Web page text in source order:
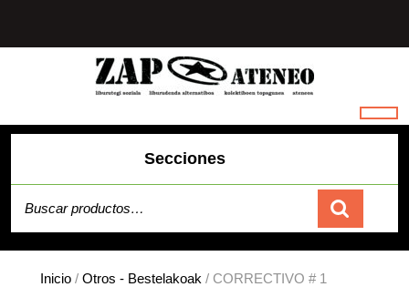
contenido
Secciones
Carrito
Inicio / Otros - Bestelakoak / CORRECTIVO # 1